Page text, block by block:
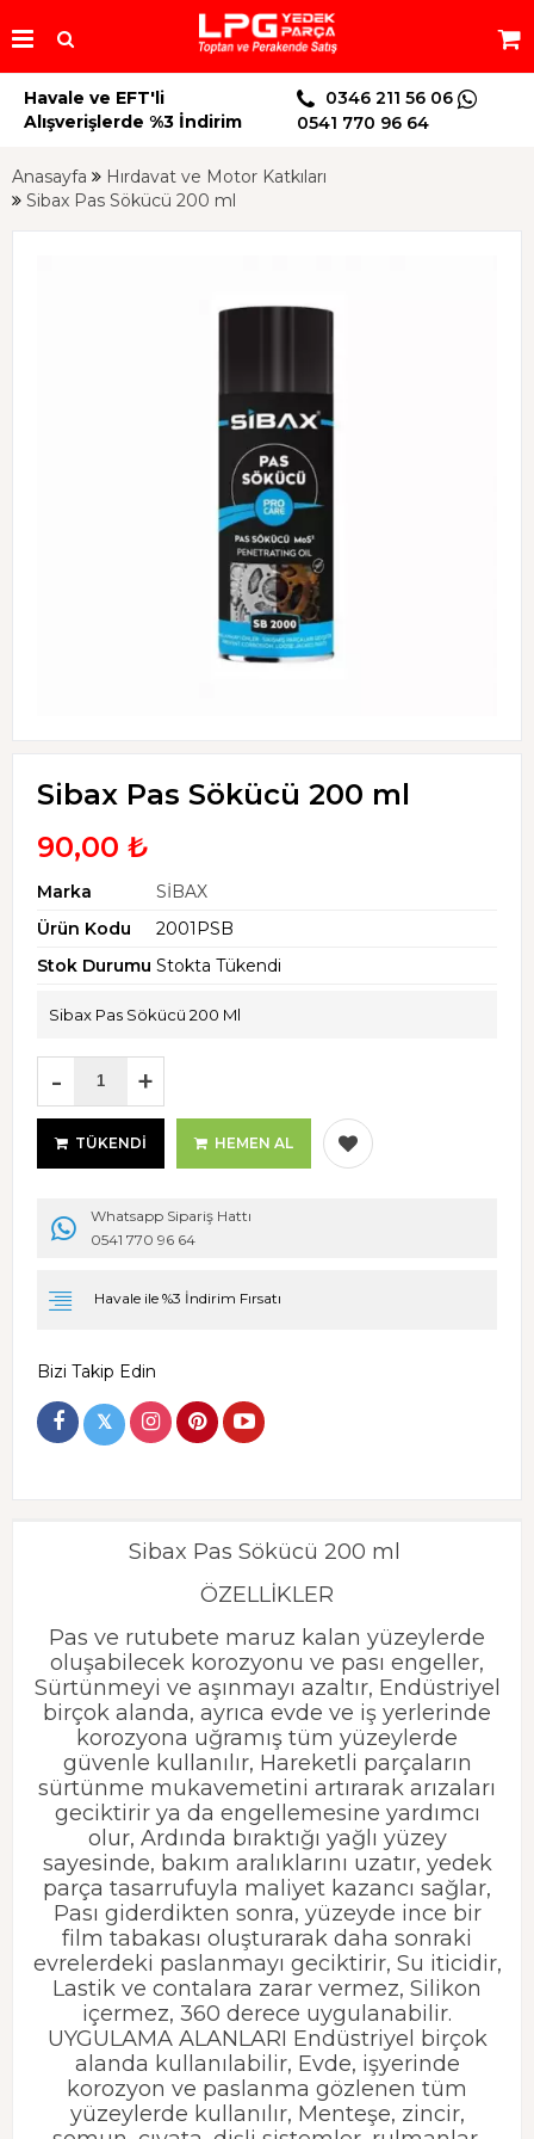
Havale ve EFT'li
Alışverişlerde %3 İndirim
0346 211 56 06
0541 770 96 64
Anasayfa
Hırdavat ve Motor Katkıları
Sibax Pas Sökücü 200 ml
Sibax Pas Sökücü 200 ml
90,00 ₺
Marka
SİBAX
Ürün Kodu
2001PSB
Stok Durumu Stokta Tükendi
Sibax Pas Sökücü 200 Ml
- +
TÜKENDI HEMEN AL
Whatsapp Sipariş Hattı
0541 770 96 64
Havale ile %3 İndirim Fırsatı
Bizi Takip Edin
𝕏
Sibax Pas Sökücü 200 ml
ÖZELLİKLER
Pas ve rutubete maruz kalan yüzeylerde
oluşabilecek korozyonu ve pası engeller,
Sürtünmeyi ve aşınmayı azaltır, Endüstriyel
birçok alanda, ayrıca evde ve iş yerlerinde
korozyona uğramış tüm yüzeylerde
güvenle kullanılır, Hareketli parçaların
sürtünme mukavemetini artırarak arızaları
geciktirir ya da engellemesine yardımcı
olur, Ardında bıraktığı yağlı yüzey
sayesinde, bakım aralıklarını uzatır, yedek
parça tasarrufuyla maliyet kazancı sağlar,
Pası giderdikten sonra, yüzeyde ince bir
film tabakası oluşturarak daha sonraki
evrelerdeki paslanmayı geciktirir, Su iticidir,
Lastik ve contalara zarar vermez, Silikon
içermez, 360 derece uygulanabilir.
UYGULAMA ALANLARI Endüstriyel birçok
alanda kullanılabilir, Evde, işyerinde
korozyon ve paslanma gözlenen tüm
yüzeylerde kullanılır, Menteşe, zincir,